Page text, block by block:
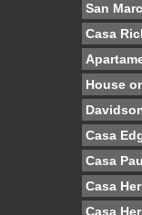
San
Casa
House
Casa
Casa
Casa
Casa